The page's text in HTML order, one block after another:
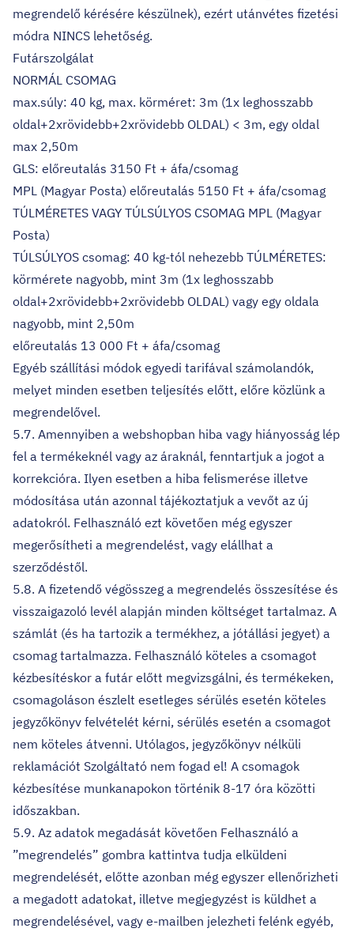
megrendelő kérésére készülnek), ezért utánvétes fizetési
módra NINCS lehetőség.
Futárszolgálat
NORMÁL CSOMAG
max.súly: 40 kg, max. körméret: 3m (1x leghosszabb
oldal+2xrövidebb+2xrövidebb OLDAL) < 3m, egy oldal
max 2,50m
GLS: előreutalás 3150 Ft + áfa/csomag
MPL (Magyar Posta) előreutalás 5150 Ft + áfa/csomag
TÚLMÉRETES VAGY TÚLSÚLYOS CSOMAG MPL (Magyar
Posta)
TÚLSÚLYOS csomag: 40 kg-tól nehezebb TÚLMÉRETES:
körmérete nagyobb, mint 3m (1x leghosszabb
oldal+2xrövidebb+2xrövidebb OLDAL) vagy egy oldala
nagyobb, mint 2,50m
előreutalás 13 000 Ft + áfa/csomag
Egyéb szállítási módok egyedi tarifával számolandók,
melyet minden esetben teljesítés előtt, előre közlünk a
megrendelővel.
5.7. Amennyiben a webshopban hiba vagy hiányosság lép
fel a termékeknél vagy az áraknál, fenntartjuk a jogot a
korrekcióra. Ilyen esetben a hiba felismerése illetve
módosítása után azonnal tájékoztatjuk a vevőt az új
adatokról. Felhasználó ezt követően még egyszer
megerősítheti a megrendelést, vagy elállhat a
szerződéstől.
5.8. A fizetendő végösszeg a megrendelés összesítése és
visszaigazoló levél alapján minden költséget tartalmaz. A
számlát (és ha tartozik a termékhez, a jótállási jegyet) a
csomag tartalmazza. Felhasználó köteles a csomagot
kézbesítéskor a futár előtt megvizsgálni, és termékeken,
csomagoláson észlelt esetleges sérülés esetén köteles
jegyzőkönyv felvételét kérni, sérülés esetén a csomagot
nem köteles átvenni. Utólagos, jegyzőkönyv nélküli
reklamációt Szolgáltató nem fogad el! A csomagok
kézbesítése munkanapokon történik 8-17 óra közötti
időszakban.
5.9. Az adatok megadását követően Felhasználó a
”megrendelés” gombra kattintva tudja elküldeni
megrendelését, előtte azonban még egyszer ellenőrizheti
a megadott adatokat, illetve megjegyzést is küldhet a
megrendelésével, vagy e-mailben jelezheti felénk egyéb,